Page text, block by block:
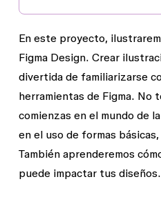
En este proyecto,
Figma Design. Crear
divertida de familiarizarse
herramientas de Figma. No
comienzas en el mundo de
en el uso de formas
También aprenderemos
puede impactar tus diseños.